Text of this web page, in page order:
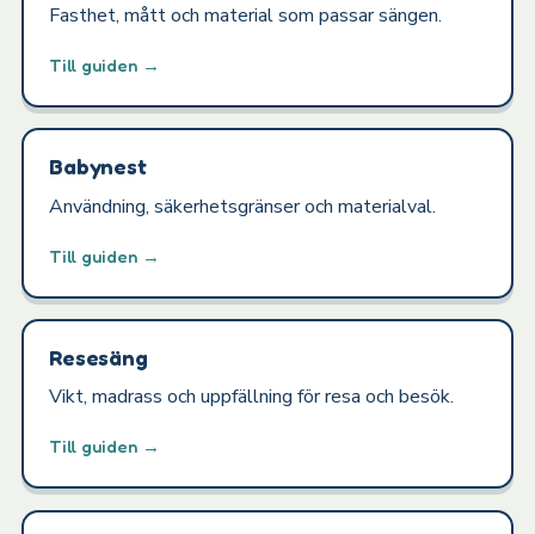
Fasthet, mått och material som passar sängen.
Till guiden →
Babynest
Användning, säkerhetsgränser och materialval.
Till guiden →
Resesäng
Vikt, madrass och uppfällning för resa och besök.
Till guiden →